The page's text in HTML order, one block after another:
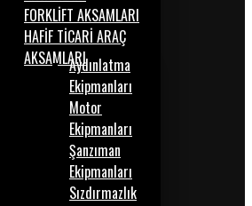
FORKLİFT AKSAMLARI
HAFİF TİCARİ ARAÇ
AKSAMLARIAydınlatma
Ekipmanları
Motor
Ekipmanları
Şanzıman
Ekipmanları
Sızdırmazlık